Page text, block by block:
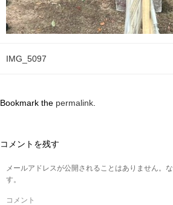
IMG_5097
Bookmark the permalink
コメントを残す
メールアドレスが公開されることはありません。
す。
コメント